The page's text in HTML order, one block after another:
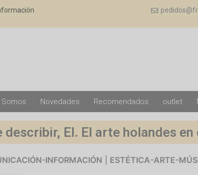
Somos Novedades Recomendados outlet
describir, El. El arte holandes en
INFORMACIÓN ESTÉTICA-ARTE-